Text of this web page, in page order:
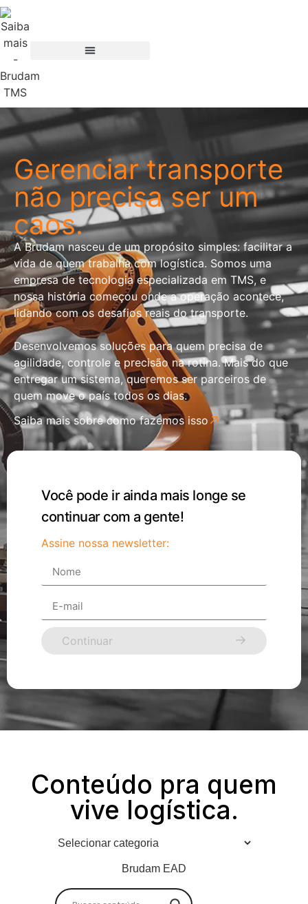
Gerenciar transporte
não precisa ser um
caos.
A Brudam nasceu de um propósito simples: facilitar a
vida de quem trabalha com logística. Somos uma
empresa de tecnologia especializada em TMS, e
nossa história começou onde a operação acontece,
lidando com os desafios reais do transporte.
Desenvolvemos soluções para quem precisa de
agilidade, controle e precisão na rotina. Mais do que
entregar um sistema, queremos ser parceiros de
quem move o país todos os dias.
Saiba mais sobre como fazemos isso
Você pode ir ainda mais longe se
continuar com a gente!
Assine nossa newsletter:
Continuar
Conteúdo pra quem
vive logística.
Brudam EAD